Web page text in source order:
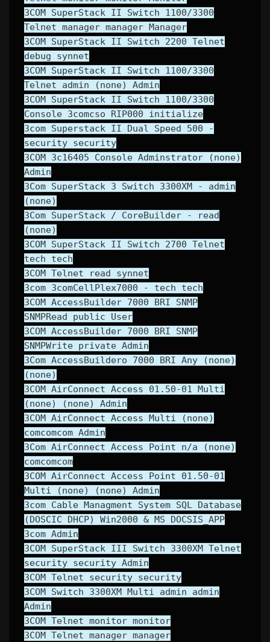
3COM SuperStack II Switch 1100/3300
Telnet manager manager Manager
3COM SuperStack II Switch 2200 Telnet
debug synnet
3COM SuperStack II Switch 1100/3300
Telnet admin (none) Admin
3COM SuperStack II Switch 1100/3300
Console 3comcso RIP000 initialize
3com Superstack II Dual Speed 500 -
security security
3COM 3c16405 Console Adminstrator (none)
Admin
3Com SuperStack 3 Switch 3300XM - admin
(none)
3Com SuperStack / CoreBuilder - read
(none)
3COM SuperStack II Switch 2700 Telnet
tech tech
3COM Telnet read synnet
3com 3comCellPlex7000 - tech tech
3COM AccessBuilder 7000 BRI SNMP
SNMPRead public User
3COM AccessBuilder 7000 BRI SNMP
SNMPWrite private Admin
3Com AccessBuilderо 7000 BRI Any (none)
(none)
3COM AirConnect Access 01.50-01 Multi
(none) (none) Admin
3COM AirConnect Access Multi (none)
comcomcom Admin
3Com AirConnect Access Point n/a (none)
comcomcom
3COM AirConnect Access Point 01.50-01
Multi (none) (none) Admin
3com Cable Managment System SQL Database
(DOSCIC DHCP) Win2000 & MS DOCSIS_APP
3com Admin
3COM SuperStack III Switch 3300XM Telnet
security security Admin
3COM Telnet security security
3COM Switch 3300XM Multi admin admin
Admin
3COM Telnet monitor monitor
3COM Telnet manager manager